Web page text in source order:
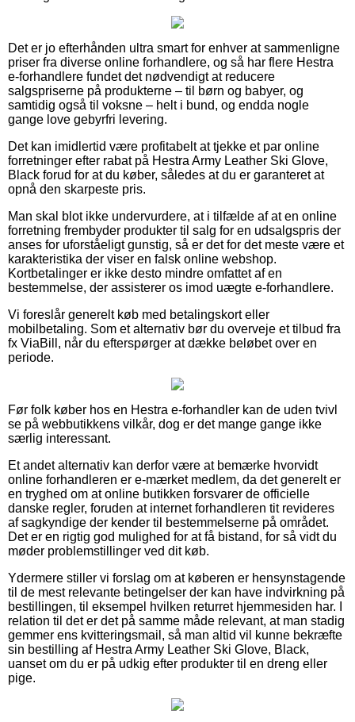
Det er jo efterhånden ultra smart for enhver at sammenligne
priser fra diverse online forhandlere, og så har flere Hestra
e-forhandlere fundet det nødvendigt at reducere
salgspriserne på produkterne – til børn og babyer, og
samtidig også til voksne – helt i bund, og endda nogle
gange love gebyrfri levering.
Det kan imidlertid være profitabelt at tjekke et par online
forretninger efter rabat på Hestra Army Leather Ski Glove,
Black forud for at du køber, således at du er garanteret at
opnå den skarpeste pris.
Man skal blot ikke undervurdere, at i tilfælde af at en online
forretning frembyder produkter til salg for en udsalgspris der
anses for uforståeligt gunstig, så er det for det meste være et
karakteristika der viser en falsk online webshop.
Kortbetalinger er ikke desto mindre omfattet af en
bestemmelse, der assisterer os imod uægte e-forhandlere.
Vi foreslår generelt køb med betalingskort eller
mobilbetaling. Som et alternativ bør du overveje et tilbud fra
fx ViaBill, når du efterspørger at dække beløbet over en
periode.
Før folk køber hos en Hestra e-forhandler kan de uden tvivl
se på webbutikkens vilkår, dog er det mange gange ikke
særlig interessant.
Et andet alternativ kan derfor være at bemærke hvorvidt
online forhandleren er e-mærket medlem, da det generelt er
en tryghed om at online butikken forsvarer de officielle
danske regler, foruden at internet forhandleren tit revideres
af sagkyndige der kender til bestemmelserne på området.
Det er en rigtig god mulighed for at få bistand, for så vidt du
møder problemstillinger ved dit køb.
Ydermere stiller vi forslag om at køberen er hensynstagende
til de mest relevante betingelser der kan have indvirkning på
bestillingen, til eksempel hvilken returret hjemmesiden har. I
relation til det er det på samme måde relevant, at man stadig
gemmer ens kvitteringsmail, så man altid vil kunne bekræfte
sin bestilling af Hestra Army Leather Ski Glove, Black,
uanset om du er på udkig efter produkter til en dreng eller
pige.